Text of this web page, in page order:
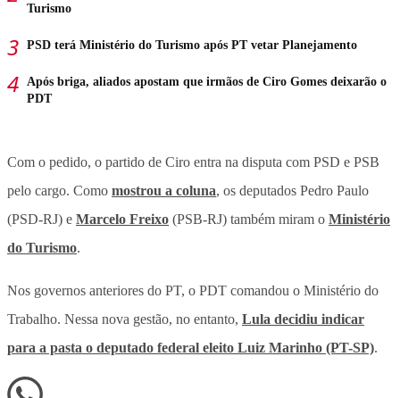
Turismo
PSD terá Ministério do Turismo após PT vetar Planejamento
Após briga, aliados apostam que irmãos de Ciro Gomes deixarão o
PDT
Com o pedido, o partido de Ciro entra na disputa com PSD e PSB
pelo cargo. Como mostrou a coluna, os deputados Pedro Paulo
(PSD-RJ) e Marcelo Freixo (PSB-RJ) também miram o Ministério
do Turismo.
Nos governos anteriores do PT, o PDT comandou o Ministério do
Trabalho. Nessa nova gestão, no entanto, Lula decidiu indicar
para a pasta o deputado federal eleito Luiz Marinho (PT-SP).